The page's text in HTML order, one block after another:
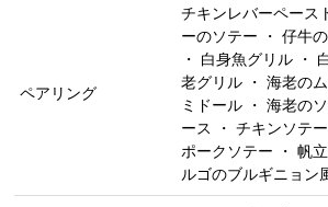
ペアリング
チキンレバーペース
ーのソテー ・ 仔牛
・ 白身魚グリル ・
老グリル ・ 海老の
ミドール ・ 海老の
ース ・ チキンソテ
ポークソテー ・ 帆
ルゴのブルギニョン